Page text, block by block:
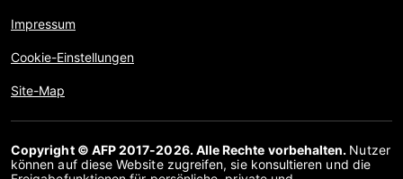
Impressum
Cookie-Einstellungen
Site-Map
Copyright © AFP 2017-2026. Alle Rechte vorbehalten. Nutzer
können auf diese Website zugreifen, sie konsultieren und die